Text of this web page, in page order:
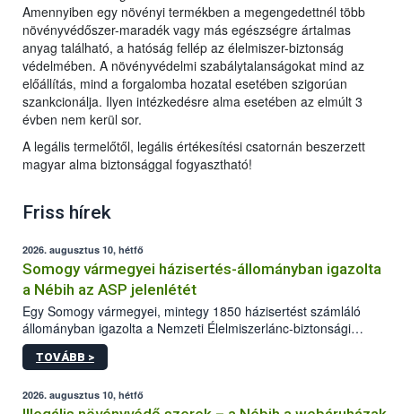
Amennyiben egy növényi termékben a megengedettnél több
növényvédőszer-maradék vagy más egészségre ártalmas
anyag található, a hatóság fellép az élelmiszer-biztonság
védelmében. A növényvédelmi szabálytalanságokat mind az
előállítás, mind a forgalomba hozatal esetében szigorúan
szankcionálja. Ilyen intézkedésre alma esetében az elmúlt 3
évben nem kerül sor.
A legális termelőtől, legális értékesítési csatornán beszerzett
magyar alma biztonsággal fogyasztható!
Friss hírek
2026. augusztus 10, hétfő
Somogy vármegyei házisertés-állományban igazolta
a Nébih az ASP jelenlétét
Egy Somogy vármegyei, mintegy 1850 házisertést számláló
állományban igazolta a Nemzeti Élelmiszerlánc-biztonsági
Hivatal (Nébih) laboratóriuma az afrikai sertéspestis (ASP) vírus
jelenlétét. Az országos főállatorvos azonnal elrendelte a
terjedésének megakadályozása érdekében. A sertéstartók
TOVÁBB >
2026. augusztus 10, hétfő